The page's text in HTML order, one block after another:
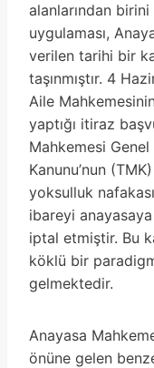
alanlarından
uygulaması,
verilen tarihi bir
taşınmıştır. 4
Aile
yaptığı itiraz
Mahkemesi Genel
Kanunu’nun
yoksulluk
ibareyi
iptal etmiştir. Bu
köklü bir
gelmektedir.
Anayasa
önüne gelen